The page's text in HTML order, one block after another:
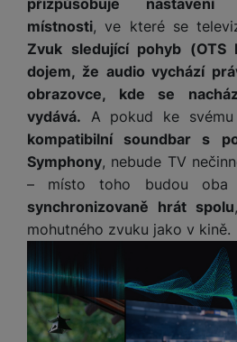
přizpůsobuje
místnosti, ve které se
Zvuk sledující pohyb (OTS
dojem, že audio vychází
obrazovce, kde se
vydává. A pokud ke
kompatibilní soundbar s
Symphony, nebude TV
– místo toho budou oba
synchronizovaně hrát spolu
mohutného zvuku jako v kině.